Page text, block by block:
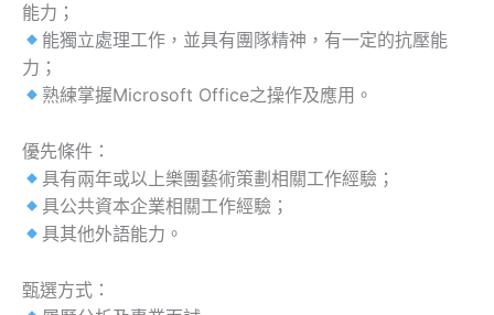
能力；
能獨立處理工作，並具有團隊精神，有一定的抗壓能
力；
熟練掌握Microsoft Office之操作及應用。
優先條件：
具有兩年或以上樂團藝術策劃相關工作經驗；
具公共資本企業相關工作經驗；
具其他外語能力。
甄選方式：